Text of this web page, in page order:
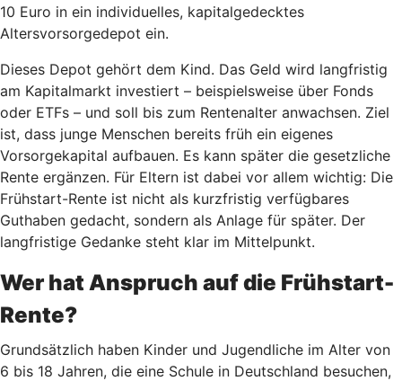
10 Euro in ein individuelles, kapitalgedecktes
Altersvorsorgedepot ein.
Dieses Depot gehört dem Kind. Das Geld wird langfristig
am Kapitalmarkt investiert – beispielsweise über Fonds
oder ETFs – und soll bis zum Rentenalter anwachsen. Ziel
ist, dass junge Menschen bereits früh ein eigenes
Vorsorgekapital aufbauen. Es kann später die gesetzliche
Rente ergänzen. Für Eltern ist dabei vor allem wichtig: Die
Frühstart-Rente ist nicht als kurzfristig verfügbares
Guthaben gedacht, sondern als Anlage für später. Der
langfristige Gedanke steht klar im Mittelpunkt.
Wer hat Anspruch auf die Frühstart-
Rente?
Grundsätzlich haben Kinder und Jugendliche im Alter von
6 bis 18 Jahren, die eine Schule in Deutschland besuchen,